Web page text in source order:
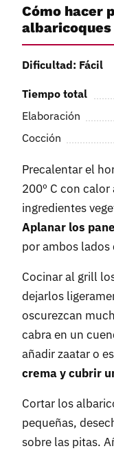
Cómo hacer
albaricoques
Dificultad: Fácil
Tiempo total
Elaboración
Cocción
Precalentar el
200º C con
ingredientes
Aplanar los
por ambos lados
Cocinar al grill
dejarlos
oscurezcan
cabra en un
añadir zaatar o
crema y cubrir
Cortar los
pequeñas,
sobre las pitas.